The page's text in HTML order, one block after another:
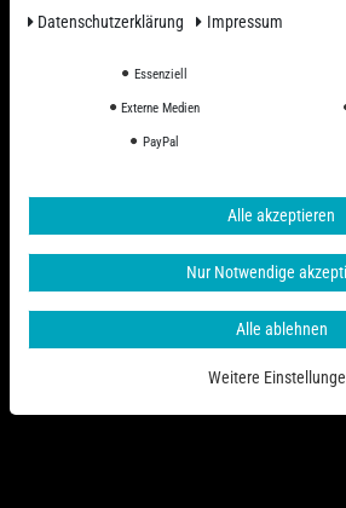
Alle Preise inkl. ges. MwSt. zzgl.
Daten­schutz­erklärung
Impressum
Essenziell
Externe Medien
PayPal
Alle akzeptieren
Nur Notwendige
Alle ablehnen
Weitere